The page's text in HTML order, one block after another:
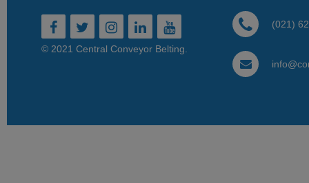
© 2021 Central Conveyor Belting.
(021)